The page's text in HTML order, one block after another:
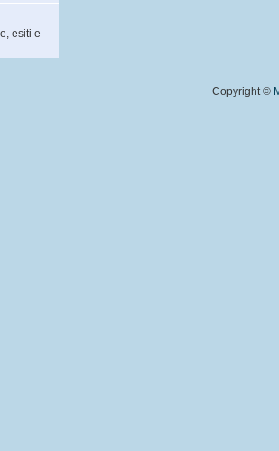
esiti e
Copyright ©